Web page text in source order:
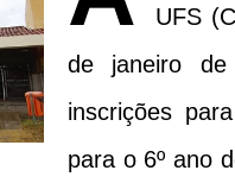
UFS
de janeiro
inscrições
para o 6º ano